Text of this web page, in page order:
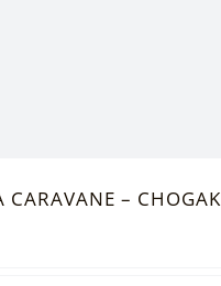
CARAVANE – CHOGAK